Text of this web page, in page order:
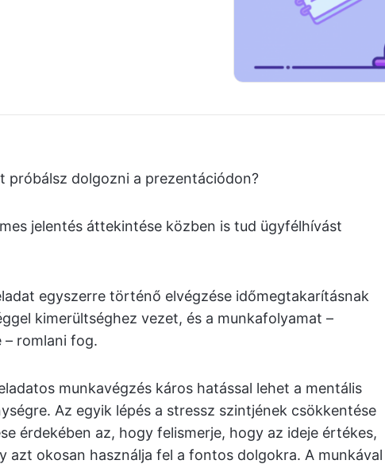
próbálsz dolgozni a prezentációdon?
jelentés áttekintése közben is tud ügyfélhívást
egyszerre történő elvégzése időmegtakarításnak
kimerültséghez vezet, és a munkafolyamat –
– romlani fog.
munkavégzés káros hatással lehet a mentális
Az egyik lépés a stressz szintjének csökkentése
érdekében az, hogy felismerje, hogy az ideje értékes,
azt okosan használja fel a fontos dolgokra. A munkával